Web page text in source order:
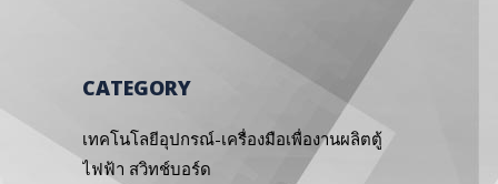
CATEGORY
เทคโนโลยีอุปกรณ์-เครื่องมือเพื่องานผลิตตู้
ไฟฟ้า สวิทช์บอร์ด